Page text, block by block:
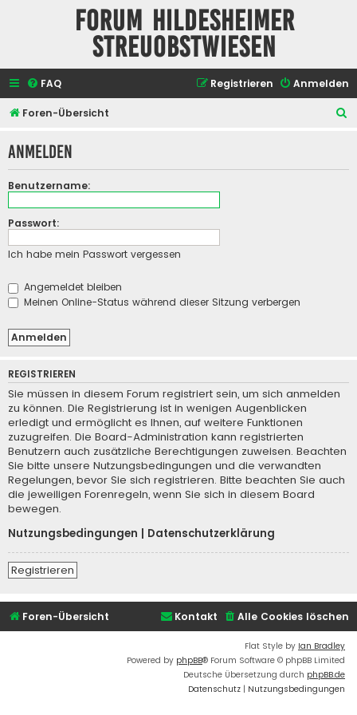
Forum Hildesheimer
Streuobstwiesen
FAQ Anmelden
Registrieren
Foren-Übersicht
h
Anmelden
Benutzername:
Passwort:
Ich habe mein Passwort vergessen
Angemeldet bleiben
Meinen Online-Status während dieser Sitzung verbergen
REGISTRIEREN
Sie müssen in diesem Forum registriert sein, um sich anmelden
zu können. Die Registrierung ist in wenigen Augenblicken
erledigt und ermöglicht es Ihnen, auf weitere Funktionen
zuzugreifen. Die Board-Administration kann registrierten
Benutzern auch zusätzliche Berechtigungen zuweisen. Beachten
Sie bitte unsere Nutzungsbedingungen und die verwandten
Regelungen, bevor Sie sich registrieren. Bitte beachten Sie auch
die jeweiligen Forenregeln, wenn Sie sich in diesem Board
bewegen.
Nutzungsbedingungen
Datenschutzerklärung
Registrieren
Foren-Übersicht Alle Cookies löschen
Kontakt
Flat Style by Ian Bradley
Powered by phpBB® Forum Software © phpBB Limited
Deutsche Übersetzung durch phpBB.de
Datenschutz | Nutzungsbedingungen